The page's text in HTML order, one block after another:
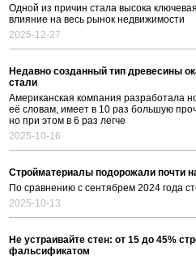
Одной из причин стала высока
влияние на весь рынок недвижимости
2025-12-27
Недавно созданный тип древесины
стали
Американская компания разработала
её словам, имеет в 10 раз большую
но при этом в 6 раз легче
2025-10-16
Стройматериалы подорожали почти
По сравнению с сентябрем 2024 года
2025-10-13
Не устраивайте стен: от 15 до 45%
фальсификатом